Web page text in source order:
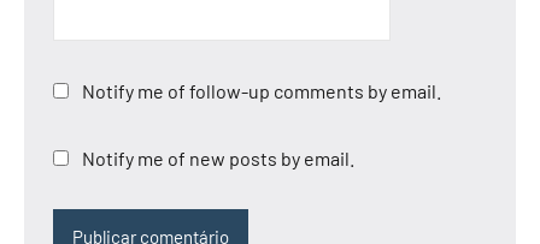
Notify me of follow-up comments by email.
Notify me of new posts by email.